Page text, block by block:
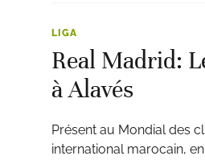
LIGA
Real Madrid:
à Alavés
Présent au Mondial des
international marocain,